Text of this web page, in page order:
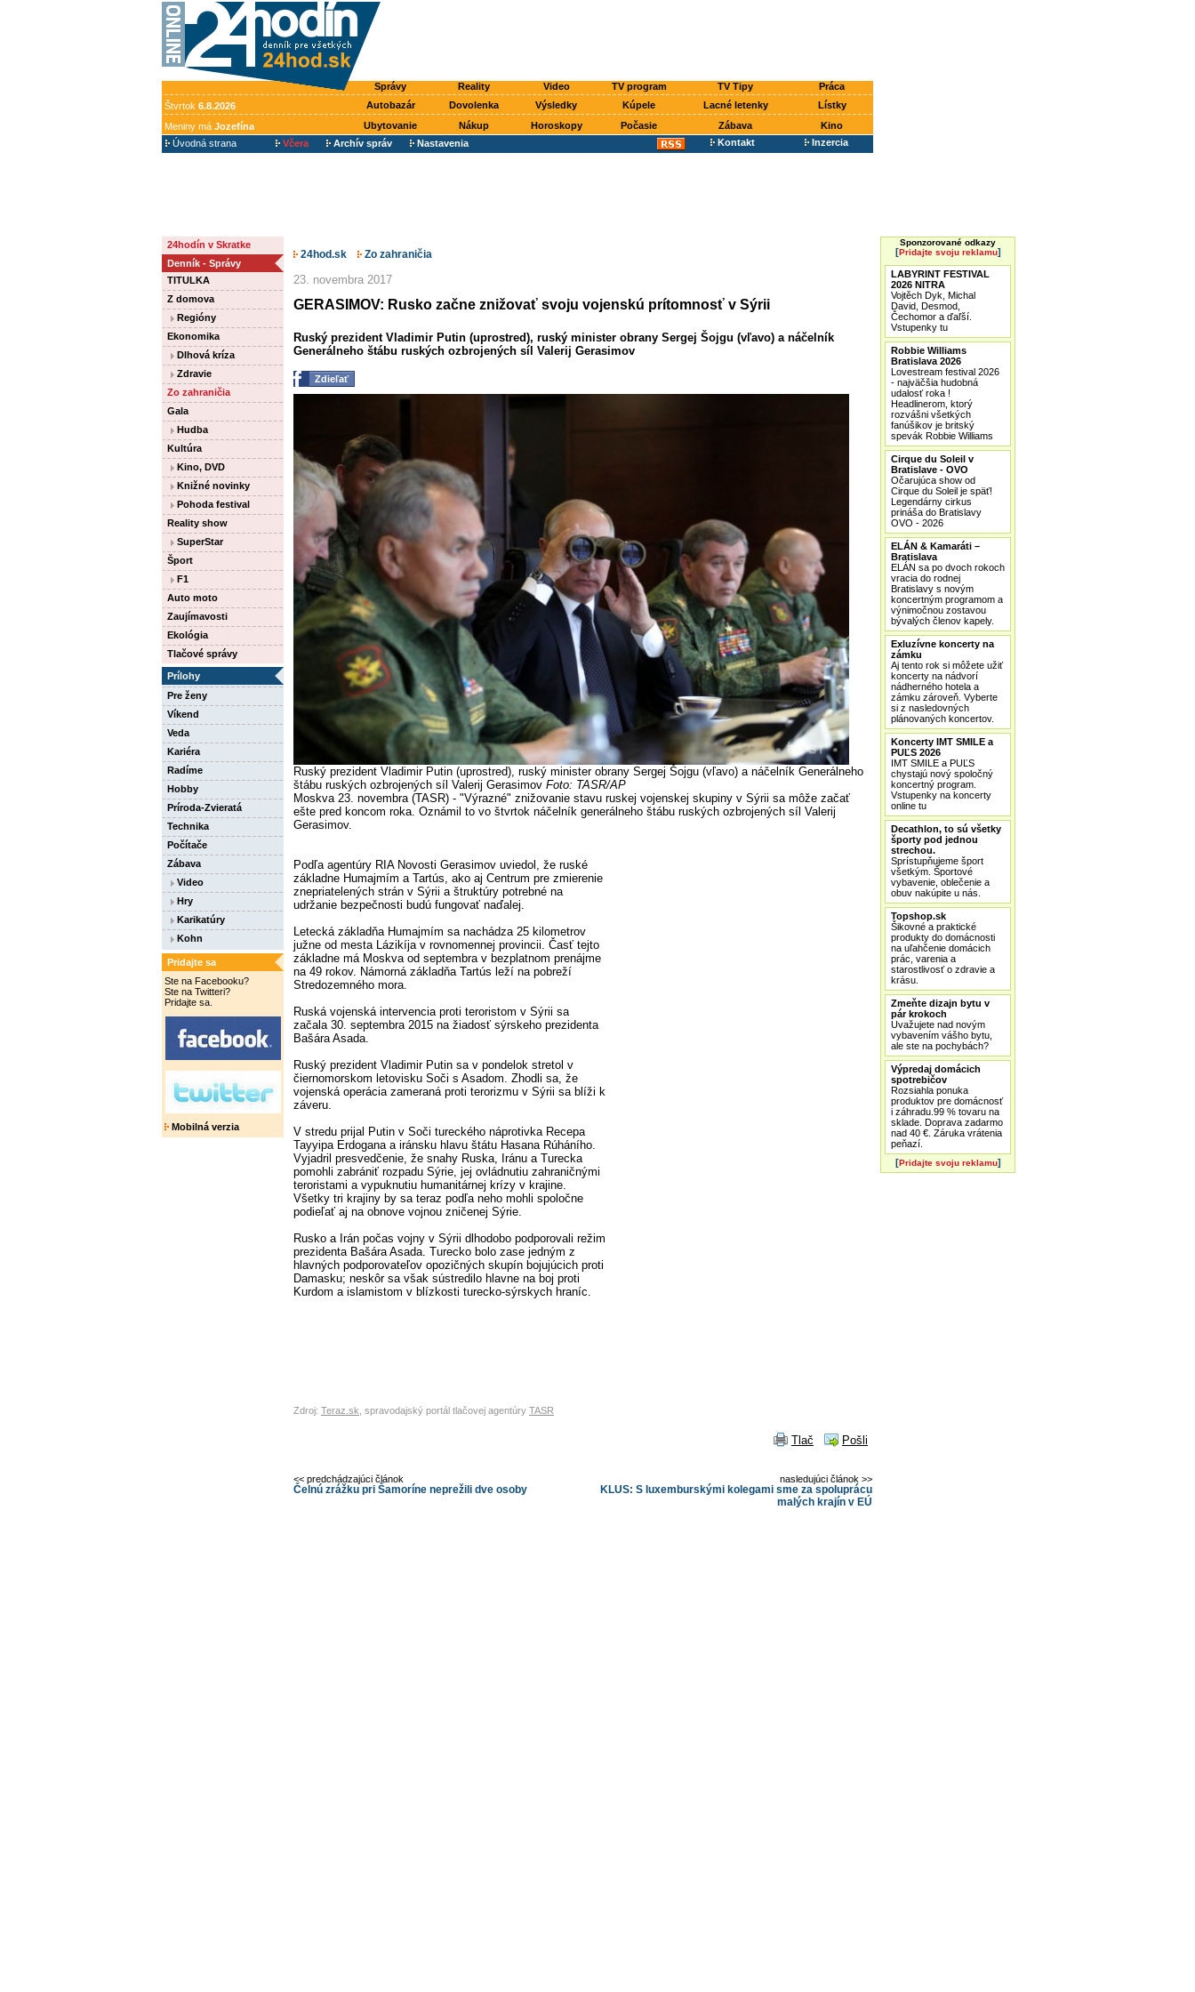
Správy Reality Video TV program TV Tipy
Práca
Štvrtok 6.8.2026 Autobazár Dovolenka Výsledky Kúpele Lacné letenky
Lístky
Meniny má Jozefína Ubytovanie Nákup Horoskopy Počasie Zábava
Kino
Úvodná strana
Včera Archív správ Nastavenia Kontakt Inzercia
24hodín v Skratke
Denník - Správy
TITULKA
Z domova
Regióny
Ekonomika
Dlhová kríza
Zdravie
Zo zahraničia
Gala
Hudba
Kultúra
Kino, DVD
Knižné novinky
Pohoda festival
Reality show
SuperStar
Šport
F1
Auto moto
Zaujímavosti
Ekológia
Tlačové správy
Prílohy
Pre ženy
Víkend
Veda
Kariéra
Radíme
Hobby
Príroda-Zvieratá
Technika
Počítače
Zábava
Video
Hry
Karikatúry
Kohn
Pridajte sa
Ste na Facebooku?
Ste na Twitteri?
Pridajte sa.
Mobilná verzia
24hod.sk Zo zahraničia
23. novembra 2017
GERASIMOV: Rusko začne znižovať svoju vojenskú prítomnosť v Sýrii
Ruský prezident Vladimir Putin (uprostred), ruský minister obrany Sergej Šojgu (vľavo) a náčelník
Generálneho štábu ruských ozbrojených síl Valerij Gerasimov
Zdieľať
Ruský prezident Vladimir Putin (uprostred), ruský minister obrany Sergej Šojgu (vľavo) a náčelník Generálneho
štábu ruských ozbrojených síl Valerij Gerasimov Foto: TASR/AP
Moskva 23. novembra (TASR) - "Výrazné" znižovanie stavu ruskej vojenskej skupiny v Sýrii sa môže začať
ešte pred koncom roka. Oznámil to vo štvrtok náčelník generálneho štábu ruských ozbrojených síl Valerij
Gerasimov.
Podľa agentúry RIA Novosti Gerasimov uviedol, že ruské
základne Humajmím a Tartús, ako aj Centrum pre zmierenie
znepriatelených strán v Sýrii a štruktúry potrebné na
udržanie bezpečnosti budú fungovať naďalej.
Letecká základňa Humajmím sa nachádza 25 kilometrov
južne od mesta Lázikíja v rovnomennej provincii. Časť tejto
základne má Moskva od septembra v bezplatnom prenájme
na 49 rokov. Námorná základňa Tartús leží na pobreží
Stredozemného mora.
Ruská vojenská intervencia proti teroristom v Sýrii sa
začala 30. septembra 2015 na žiadosť sýrskeho prezidenta
Bašára Asada.
Ruský prezident Vladimir Putin sa v pondelok stretol v
čiernomorskom letovisku Soči s Asadom. Zhodli sa, že
vojenská operácia zameraná proti terorizmu v Sýrii sa blíži k
záveru.
V stredu prijal Putin v Soči tureckého náprotivka Recepa
Tayyipa Erdogana a iránsku hlavu štátu Hasana Rúháního.
Vyjadril presvedčenie, že snahy Ruska, Iránu a Turecka
pomohli zabrániť rozpadu Sýrie, jej ovládnutiu zahraničnými
teroristami a vypuknutiu humanitárnej krízy v krajine.
Všetky tri krajiny by sa teraz podľa neho mohli spoločne
podieľať aj na obnove vojnou zničenej Sýrie.
Rusko a Irán počas vojny v Sýrii dlhodobo podporovali režim
prezidenta Bašára Asada. Turecko bolo zase jedným z
hlavných podporovateľov opozičných skupín bojujúcich proti
Damasku; neskôr sa však sústredilo hlavne na boj proti
Kurdom a islamistom v blízkosti turecko-sýrskych hraníc.
Zdroj: Teraz.sk , spravodajský portál tlačovej agentúry TASR
Tlač Pošli
nasledujúci článok >>
KLUS: S luxemburskými kolegami sme za spoluprácu
malých krajín v EÚ
<< predchádzajúci článok
Čelnú zrážku pri Šamoríne neprežili dve osoby
Sponzorované odkazy
[Pridajte svoju reklamu]
LABYRINT FESTIVAL
2026 NITRA
Vojtěch Dyk, Michal
David, Desmod,
Čechomor a ďaľší.
Vstupenky tu
Robbie Williams
Bratislava 2026
Lovestream festival 2026
- najväčšia hudobná
udalosť roka !
Headlinerom, ktorý
rozvášni všetkých
fanúšikov je britský
spevák Robbie Williams
Cirque du Soleil v
Bratislave - OVO
Očarujúca show od
Cirque du Soleil je späť!
Legendárny cirkus
prináša do Bratislavy
OVO - 2026
ELÁN & Kamaráti –
Bratislava
ELÁN sa po dvoch rokoch
vracia do rodnej
Bratislavy s novým
koncertným programom a
výnimočnou zostavou
bývalých členov kapely.
Exluzívne koncerty na
zámku
Aj tento rok si môžete užiť
koncerty na nádvorí
nádherného hotela a
zámku zároveň. Vyberte
si z nasledovných
plánovaných koncertov.
Koncerty IMT SMILE a
PUĽS 2026
IMT SMILE a PUĽS
chystajú nový spoločný
koncertný program.
Vstupenky na koncerty
online tu
Decathlon, to sú všetky
športy pod jednou
strechou.
Sprístupňujeme šport
všetkým. Športové
vybavenie, oblečenie a
obuv nakúpite u nás.
Topshop.sk
Šikovné a praktické
produkty do domácnosti
na uľahčenie domácich
prác, varenia a
starostlivosť o zdravie a
krásu.
Zmeňte dizajn bytu v
pár krokoch
Uvažujete nad novým
vybavením vášho bytu,
ale ste na pochybách?
Výpredaj domácich
spotrebičov
Rozsiahla ponuka
produktov pre domácnosť
i záhradu.99 % tovaru na
sklade. Doprava zadarmo
nad 40 €. Záruka vrátenia
peňazí.
[Pridajte svoju reklamu]